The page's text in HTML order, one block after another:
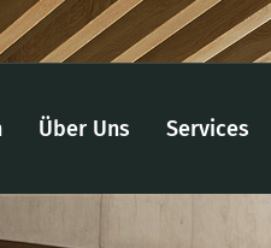
Über Uns Services